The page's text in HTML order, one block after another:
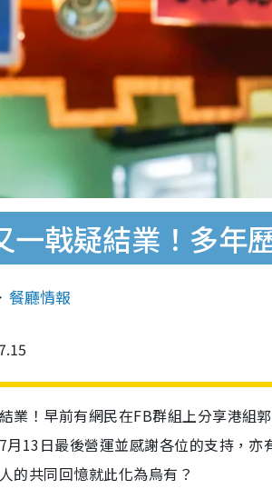
一戟疑結業！多年
餐廳情報
業！早前有網民在FB群組上分享港組
月13日最後營運並感謝各位的支持，
的共同回憶就此化為烏有？